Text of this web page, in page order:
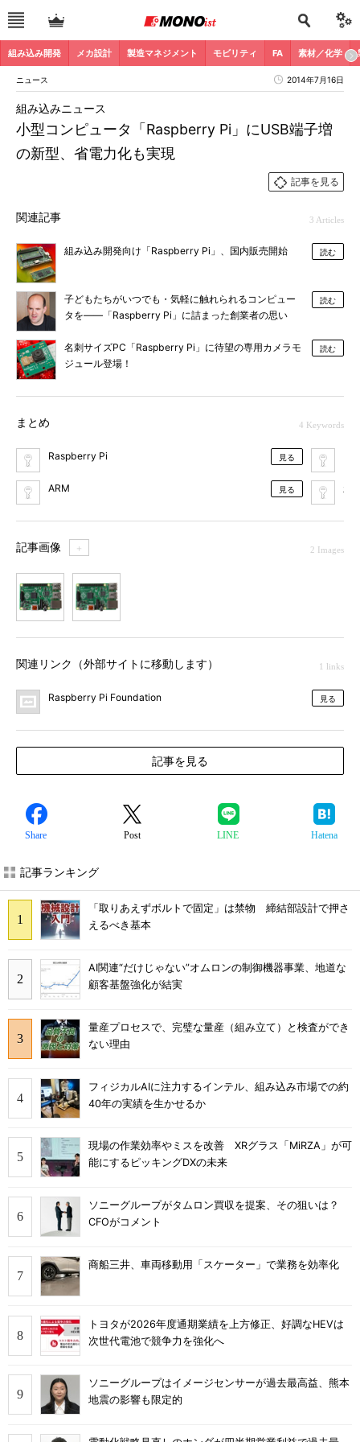
組み込み開発 メカ設計 製造マネジメント モビリティ FA 素材／化学
ニュース 2014年7月16日
小型コンピュータ「Raspberry Pi」にUSB端子増
の新型、省電力化も実現
組み込みニュース
記事を見る
関連記事 3 Articles
組み込み開発向け「Raspberry Pi」、国内販売開始 読む
子どもたちがいつでも・気軽に触れられるコンピュー
タを――「Raspberry Pi」に詰まった創業者の思い
読む
名刺サイズPC「Raspberry Pi」に待望の専用カメラモ
ジュール登場！
読む
まとめ 4 Keywords
Raspberry Pi 見る
ARM 見る 新
記事画像 ＋ 2 Images
関連リンク（外部サイトに移動します） 1 links
Raspberry Pi Foundation 見る
記事を見る
Share Post LINE Hatena
記事ランキング
「取りあえずボルトで固定」は禁物 締結部設計で押さ
えるべき基本
AI関連“だけじゃない”オムロンの制御機器事業、地道な
顧客基盤強化が結実
量産プロセスで、完璧な量産（組み立て）と検査ができ
ない理由
フィジカルAIに注力するインテル、組み込み市場での約
40年の実績を生かせるか
現場の作業効率やミスを改善 XRグラス「MiRZA」が可
能にするピッキングDXの未来
ソニーグループがタムロン買収を提案、その狙いは？
CFOがコメント
商船三井、車両移動用「スケーター」で業務を効率化
トヨタが2026年度通期業績を上方修正、好調なHEVは
次世代電池で競争力を強化へ
ソニーグループはイメージセンサーが過去最高益、熊本
地震の影響も限定的